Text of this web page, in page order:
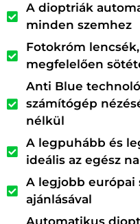
A dioptriák
minden szemhez
Fotokróm
megfelelően
Anti Blue
számítógép
nélkül
A legpuhább és
ideális az egész
A legjobb európai
ajánlásával